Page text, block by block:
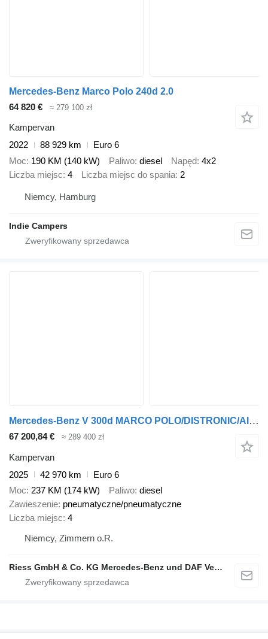
Mercedes-Benz Marco Polo 240d 2.0
64 820 €
≈ 279 100 zł
Kampervan
2022
88 929 km
Euro 6
Moc 190 KM (140 kW) Paliwo diesel Napęd 4x2
Liczba miejsc 4 Liczba miejsc do spania 2
Niemcy, Hamburg
Indie Campers
Mercedes-Benz V 300d MARCO POLO/DISTRONIC/AIRMATIC/MBUX
67 200,84 € ≈ 289 400 zł
Kampervan
2025
42 970 km
Euro 6
Moc 237 KM (174 kW) Paliwo diesel
Zawieszenie pneumatyczne/pneumatyczne
Liczba miejsc 4
Niemcy, Zimmern o.R.
Riess GmbH & Co. KG Mercedes-Benz und DAF Vertragspartner